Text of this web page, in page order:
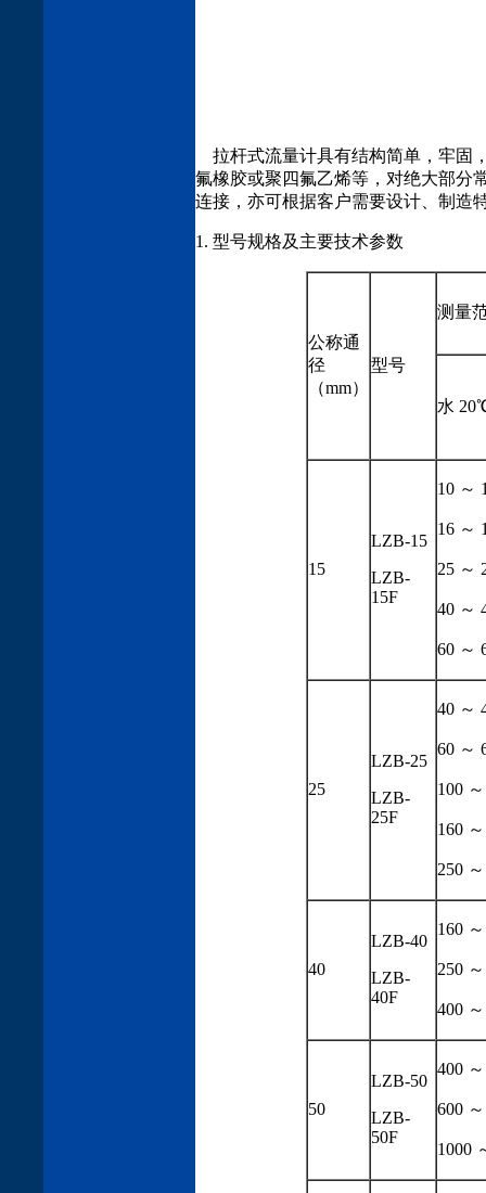
拉杆式流量计具有结构简单，牢固
氟橡胶或聚四氟乙烯等，对绝大部分
连接，亦可根据客户需要设计、制造
1. 型号规格及主要技术参数
公称通
径
（mm）
型号
测量
水
15
LZB-15
LZB-
15F
10 ～
16 ～
25 ～
40 ～
60 ～
25
LZB-25
LZB-
25F
40 ～
60 ～
100
160
250
40
LZB-40
LZB-
40F
160
250
400
50
LZB-50
LZB-
50F
400
600
1000